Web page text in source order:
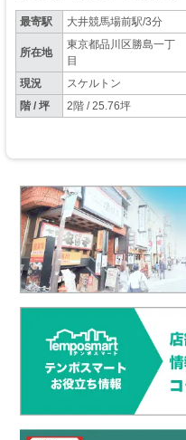
最寄駅 大井競馬場前駅/3分
所在地
東京都品川区勝島一丁
目
現況
スケルトン
階 / 坪
2階 / 25.76坪